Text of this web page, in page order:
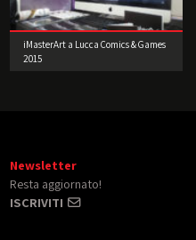
iMasterArt a Lucca Comics & Games
2015
Newsletter
Resta aggiornato!
ISCRIVITI